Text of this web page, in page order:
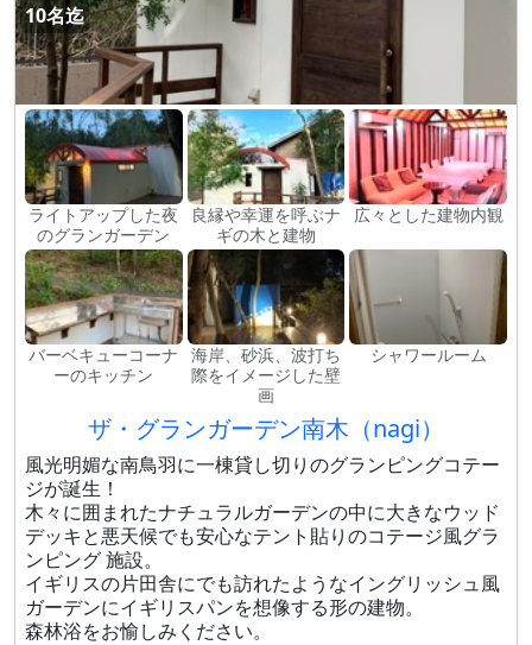
10名迄
ライトアップした夜
のグランガーデン
良縁や幸運を呼ぶナ
ギの木と建物
広々とした建物内観
バーベキューコーナ
ーのキッチン
海岸、砂浜、波打ち
際をイメージした壁
画
シャワールーム
ザ・グランガーデン南木（nagi）
風光明媚な南鳥羽に一棟貸し切りのグランピングコテー
ジが誕生！
木々に囲まれたナチュラルガーデンの中に大きなウッド
デッキと悪天候でも安心なテント貼りのコテージ風グラ
ンピング 施設。
イギリスの片田舎にでも訪れたようなイングリッシュ風
ガーデンにイギリスパンを想像する形の建物。
森林浴をお愉しみください。